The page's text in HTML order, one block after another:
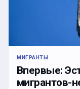
МИГРАНТЫ
Впервые:
мигрантов-